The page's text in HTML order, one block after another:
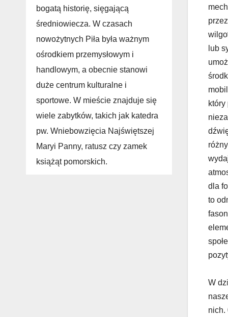
bogatą historię, sięgającą
średniowiecza. W czasach
nowożytnych Piła była ważnym
ośrodkiem przemysłowym i
handlowym, a obecnie stanowi
duże centrum kulturalne i
sportowe. W mieście znajduje się
wiele zabytków, takich jak katedra
pw. Wniebowzięcia Najświętszej
Maryi Panny, ratusz czy zamek
książąt pomorskich.
lub
dla
to
W
nich.